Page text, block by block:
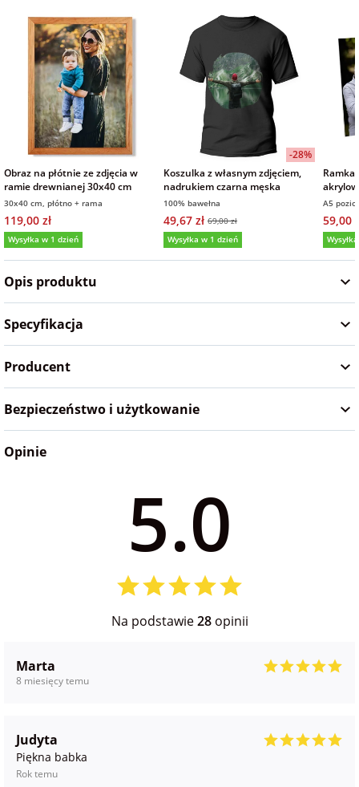
na Wielkanoc
na wieczór
panieński
na wieczór
kawalerski
Obraz na płótnie ze zdjęcia w
ramie drewnianej 30x40 cm
30x40 cm, płótno + rama
119,00 zł
Wysyłka w 1 dzień
-28%
Koszulka z własnym zdjęciem,
nadrukiem czarna męska
100% bawełna
49,67 zł 69,00 zł
Wysyłka w 1 dzień
Ramka
15x21
A5
59,00
Opis produktu
Specyfikacja
Producent
Bezpieczeństwo i użytkowanie
Opinie
5.0
Na podstawie28opinii
Marta
8 miesięcy temu
Judyta
Piękna babka
Rok temu